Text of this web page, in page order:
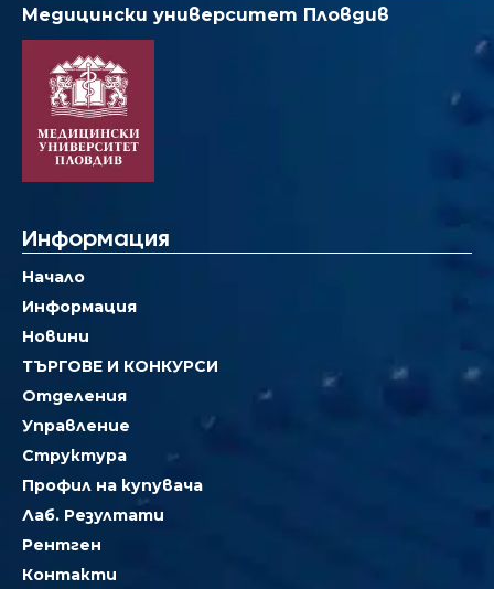
Медицински университет Пловдив
Информация
Начало
Информация
Новини
ТЪРГОВЕ И КОНКУРСИ
Отделения
Управление
Структура
Профил на купувача
Лаб. Резултати
Рентген
Контакти